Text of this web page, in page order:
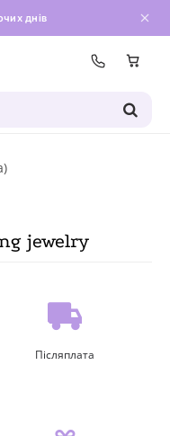
днів
jewelry
Післяплата